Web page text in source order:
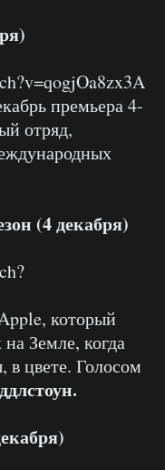
премьера 4-
отряд,
(4 декабря)
который
Земле, когда
в цвете. Голосом